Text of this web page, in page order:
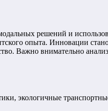
решений и
опыта. Инновации
Важно внимательно
экологичные